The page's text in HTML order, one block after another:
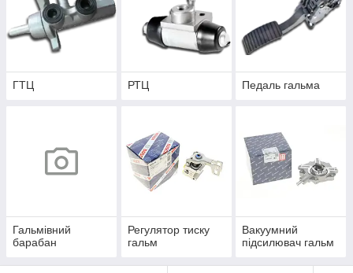
ГТЦ РТЦ Педаль гальма
Гальмівний
барабан
Регулятор тиску
гальм
Вакуумний
підсилювач гальм